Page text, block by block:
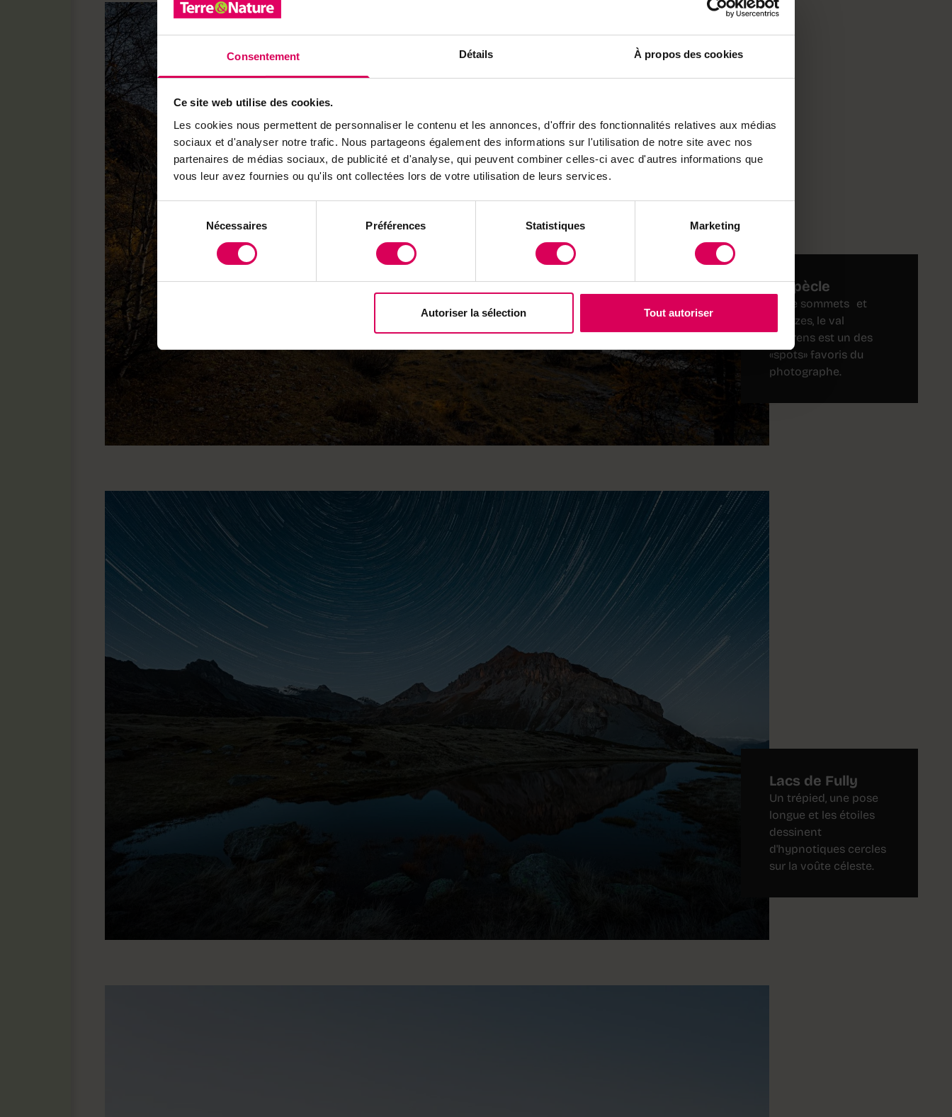
Consentement Détails À propos des cookies
Ce site web utilise des cookies.
Les cookies nous permettent de personnaliser le contenu et les annonces, d'offrir des fonctionnalités relatives aux médias
sociaux et d'analyser notre trafic. Nous partageons également des informations sur l'utilisation de notre site avec nos
partenaires de médias sociaux, de publicité et d'analyse, qui peuvent combiner celles-ci avec d'autres informations que
vous leur avez fournies ou qu'ils ont collectées lors de votre utilisation de leurs services.
consentement
Nécessaires Préférences Statistiques Marketing
Autoriser la sélection Tout autoriser
Ferpècle
Entre sommets et
mélèzes, le val
d'Hérens est un des
«spots» favoris du
photographe.
Lacs de Fully
Un trépied, une pose
longue et les étoiles
dessinent
d'hypnotiques cercles
sur la voûte céleste.